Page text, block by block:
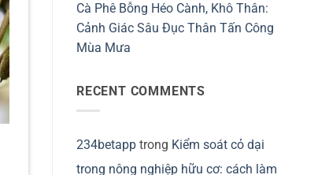
Cà Phê Bỗng Héo Cành, Khô Thân:
Cảnh Giác Sâu Đục Thân Tấn Công
Mùa Mưa
RECENT COMMENTS
234betapp trong Kiểm soát cỏ dại
trong nông nghiệp hữu cơ: cách làm